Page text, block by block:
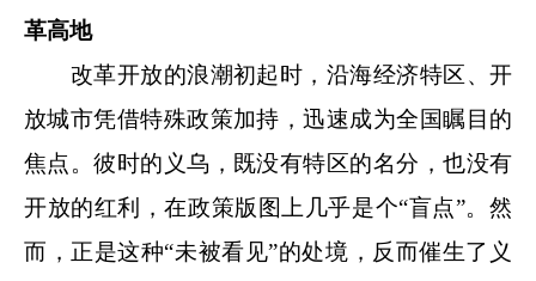
革高地
改革开放的浪潮初起时，沿海经济特区、开
放城市凭借特殊政策加持，迅速成为全国瞩目的
焦点。彼时的义乌，既没有特区的名分，也没有
开放的红利，在政策版图上几乎是个“盲点”。然
而，正是这种“未被看见”的处境，反而催生了义